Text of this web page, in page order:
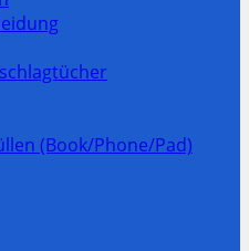
(Book/Phone/Pad)